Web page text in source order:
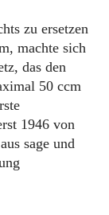
zu ersetzen
machte sich
das den
50 ccm
1946 von
sage und